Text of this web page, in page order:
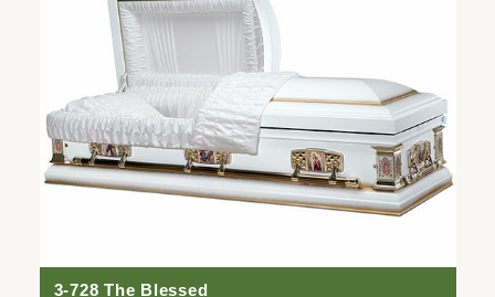
3-728 The Blessed